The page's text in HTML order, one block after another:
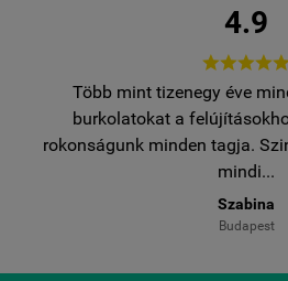
4.9

Több mint tizenegy éve
burkolatokat a
rokonságunk minden tagja.
mindi...
Szabina
Budapest